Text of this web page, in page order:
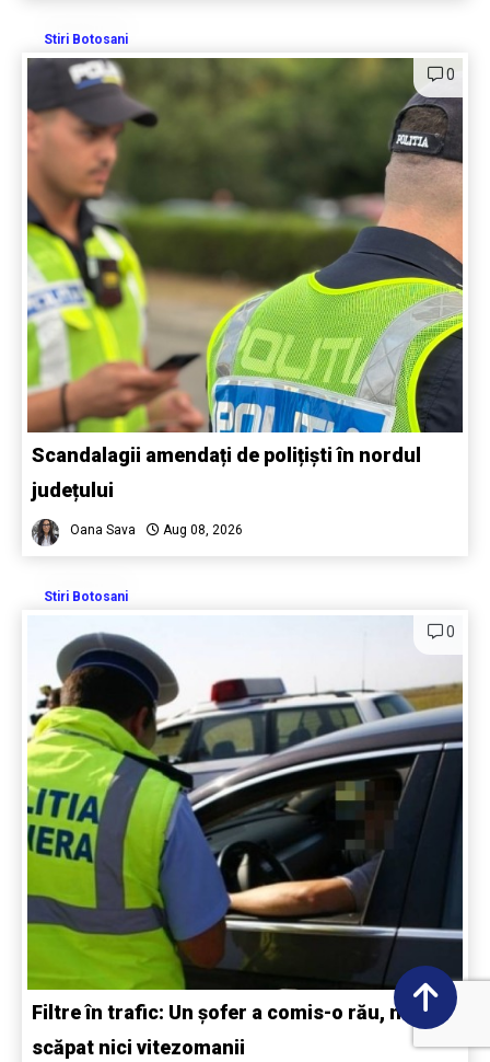
Stiri Botosani
0
Scandalagii amendați de polițiști în nordul
județului
Oana Sava Aug 08, 2026
Stiri Botosani
0
Filtre în trafic: Un șofer a comis-o rău, nu au
scăpat nici vitezomanii